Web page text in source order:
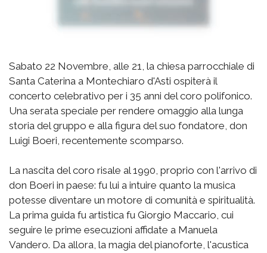
Sabato 22 Novembre, alle 21, la chiesa parrocchiale di
Santa Caterina a Montechiaro d'Asti ospiterà il
concerto celebrativo per i 35 anni del coro polifonico.
Una serata speciale per rendere omaggio alla lunga
storia del gruppo e alla figura del suo fondatore, don
Luigi Boeri, recentemente scomparso.
La nascita del coro risale al 1990, proprio con l'arrivo di
don Boeri in paese: fu lui a intuire quanto la musica
potesse diventare un motore di comunità e spiritualità.
La prima guida fu artistica fu Giorgio Maccario, cui
seguire le prime esecuzioni affidate a Manuela
Vandero. Da allora, la magia del pianoforte, l'acustica